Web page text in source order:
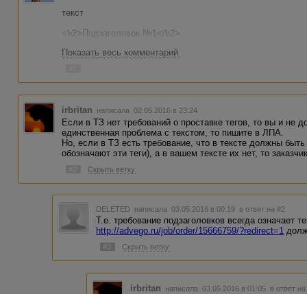
текст
<h2>Подзаголовок №1</h2>
текст
текст
<h2>Подзаголовок №3</h2>
текст
<title>Тайтл</title>
<description>Дескрипшн</descri ption>
<blockquote>«Цитата»</blockquo te> - кавычки
<strong>Жирный текст</strong>
<em>Курсив</em>
Теги для МАРКИРОВАННОГО списка:
Показать весь комментарий
irbritan написала 02.05.2016 в 23:24
Если в ТЗ нет требований о проставке тегов, то вы и не
единственная проблема с текстом, то пишите в ЛПА.
Но, если в ТЗ есть требование, что в тексте должны
обозначают эти теги), а в вашем тексте их нет, то
Скрыть ветку
DELETED написала 03.05.2016 в 00:19 в ответ на #2
Т.е. требование подзаголовков всегда означает
http://advego.ru/job/order/15666759/?redirect=1
#3 Скрыть ветку
irbritan написала 03.05.2016 в 01:05 в ответ